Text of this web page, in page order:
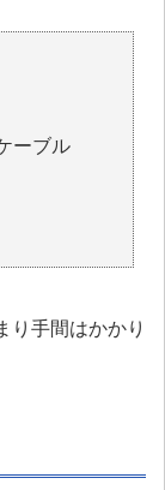
ーブル
り手間はかかり